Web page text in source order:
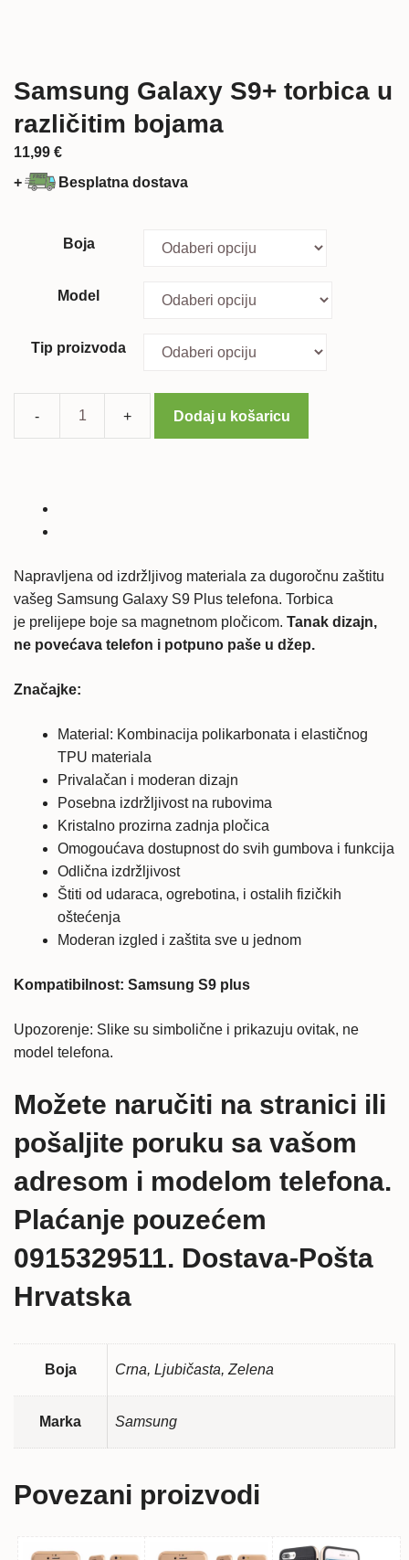
Samsung Galaxy S9+ torbica u
različitim bojama
11,99 €
+
Besplatna dostava
Boja
Model
Tip proizvoda
Samsung
količina
Dodaj u košaricu
Napravljena od izdržljivog materiala za dugoročnu zaštitu
vašeg Samsung Galaxy S9 Plus telefona. Torbica
je prelijepe boje sa magnetnom pločicom. Tanak dizajn,
ne povećava telefon i potpuno paše u džep.
Značajke:
Material: Kombinacija polikarbonata i elastičnog
TPU materiala
Privalačan i moderan dizajn
Posebna izdržljivost na rubovima
Kristalno prozirna zadnja pločica
Omogoućava dostupnost do svih gumbova i funkcija
Odlična izdržljivost
Štiti od udaraca, ogrebotina, i ostalih fizičkih
oštećenja
Moderan izgled i zaštita sve u jednom
Kompatibilnost: Samsung S9 plus
Upozorenje: Slike su simbolične i prikazuju ovitak, ne
model telefona.
Možete naručiti na stranici ili
pošaljite poruku sa vašom
adresom i modelom telefona.
Plaćanje pouzećem
0915329511. Dostava-Pošta
Hrvatska
Boja Crna, Ljubičasta, Zelena
Marka Samsung
Povezani proizvodi